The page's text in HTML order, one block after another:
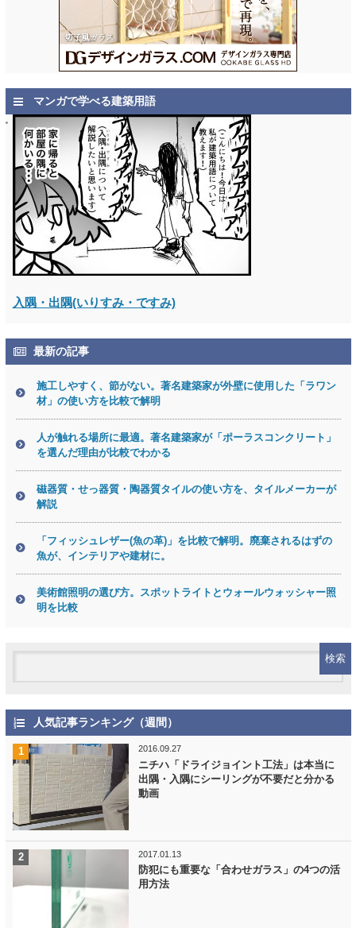
マンガで学べる建築用語
入隅・出隅(いりすみ・ですみ)
最新の記事
施工しやすく、節がない。著名建築家が外壁に使用した「ラワン
材」の使い方を比較で解明
人が触れる場所に最適。著名建築家が「ポーラスコンクリート」
を選んだ理由が比較でわかる
磁器質・せっ器質・陶器質タイルの使い方を、タイルメーカーが
解説
「フィッシュレザー(魚の革)」を比較で解明。廃棄されるはずの
魚が、インテリアや建材に。
美術館照明の選び方。スポットライトとウォールウォッシャー照
明を比較
人気記事ランキング（週間）
2016.09.27
ニチハ「ドライジョイント工法」は本当に
出隅・入隅にシーリングが不要だと分かる
動画
2017.01.13
防犯にも重要な「合わせガラス」の4つの活
用方法